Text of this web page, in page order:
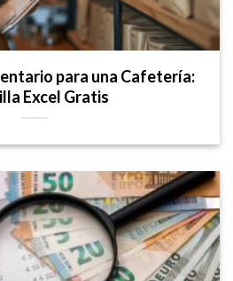
para una Cafetería:
Excel Gratis